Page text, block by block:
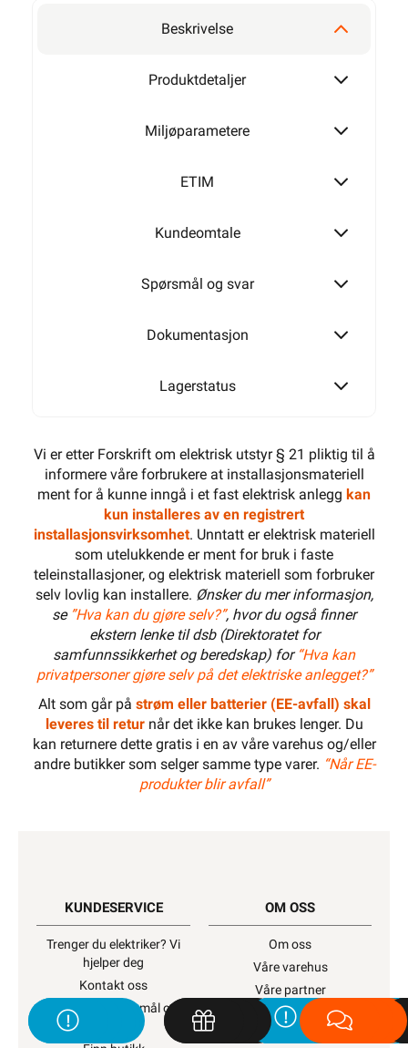
Beskrivelse
Produktdetaljer
Miljøparametere
ETIM
Kundeomtale
Spørsmål og svar
Dokumentasjon
Lagerstatus
Vi er etter Forskrift om elektrisk utstyr § 21 pliktig til å
informere våre forbrukere at installasjonsmateriell
ment for å kunne inngå i et fast elektrisk anlegg kan
kun installeres av en registrert
installasjonsvirksomhet. Unntatt er elektrisk materiell
som utelukkende er ment for bruk i faste
teleinstallasjoner, og elektrisk materiell som forbruker
selv lovlig kan installere. Ønsker du mer informasjon,
se ”Hva kan du gjøre selv?”, hvor du også finner
ekstern lenke til dsb (Direktoratet for
samfunnssikkerhet og beredskap) for “Hva kan
privatpersoner gjøre selv på det elektriske anlegget?”
Alt som går på strøm eller batterier (EE-avfall) skal
leveres til returnår det ikke kan brukes lenger. Du
kan returnere dette gratis i en av våre varehus og/eller
andre butikker som selger samme type varer. “Når EE-
produkter blir avfall”
KUNDESERVICE
Trenger du elektriker? Vi
hjelper deg
Kontakt oss
Ofte stilte spørsmål og
OM OSS
Om oss
Våre varehus
Våre partner
Fremtidens energiløsninger
Bærekraft